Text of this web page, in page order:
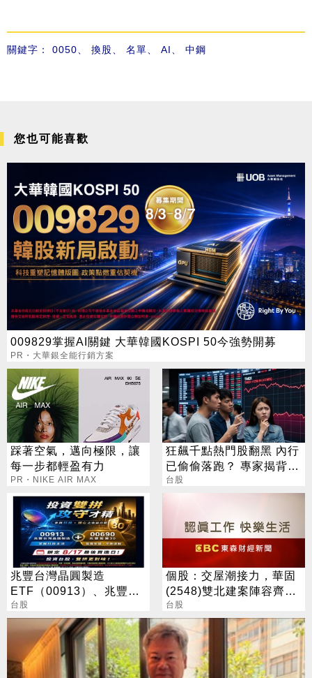
關鍵字： 0050 換股 名單 AI 中鋼
您也可能喜歡
009829掌握AI關鍵 大華韓國KOSPI 50今強勢開募
PR・大華銀全能行銷方案
踩著空氣，邁向極限，讓
每一步都輕盈有力
PR・NIKE AIR MAX
狂飆千點熱門股翻黑 內行
已偷偷落跑？ 專家揭背後
警訊
台股
兆豐台灣晶圓製造
ETF（00913）、兆豐藍
籌30 ETF（00690） 最
新配息時程出爐 8/17前買
進可參與收益分配
台股
個股：交屋潮接力，華固
(2548)雙北建案陣容齊
發，下半年營運攀高峰
台股